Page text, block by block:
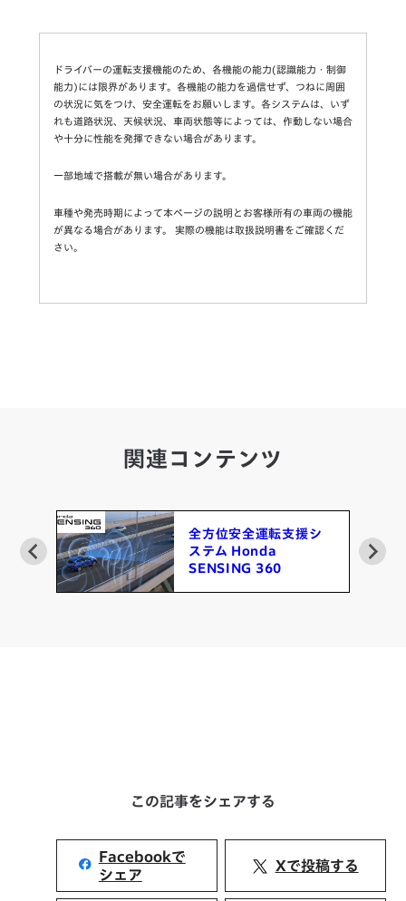
ドライバーの運転支援機能のため、各機能の能力(認識能力・制御
能力)には限界があります。各機能の能力を過信せず、つねに周囲
の状況に気をつけ、安全運転をお願いします。各システムは、いず
れも道路状況、天候状況、車両状態等によっては、作動しない場合
や十分に性能を発揮できない場合があります。
一部地域で搭載が無い場合があります。
車種や発売時期によって本ページの説明とお客様所有の車両の機能
が異なる場合があります。 実際の機能は取扱説明書をご確認くだ
さい。
関連コンテンツ
全方位安全運転支援シ
ステム Honda
SENSING 360
この記事をシェアする
Facebookで
シェア
Xで投稿する